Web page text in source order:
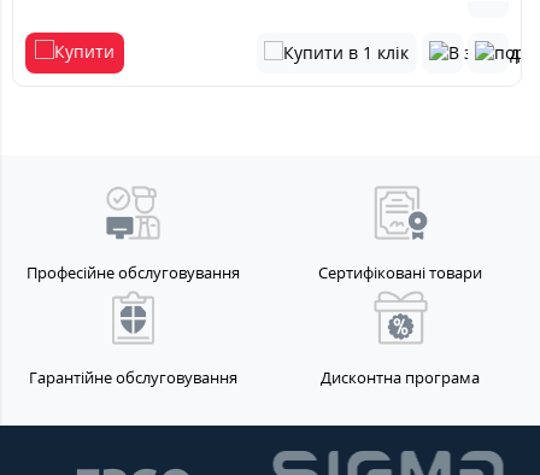
Професійне обслуговування Сертифіковані товари
Гарантійне обслуговування Дисконтна програма